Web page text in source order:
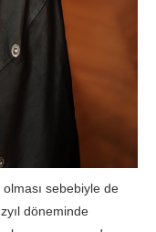
sebebiyle de
döneminde